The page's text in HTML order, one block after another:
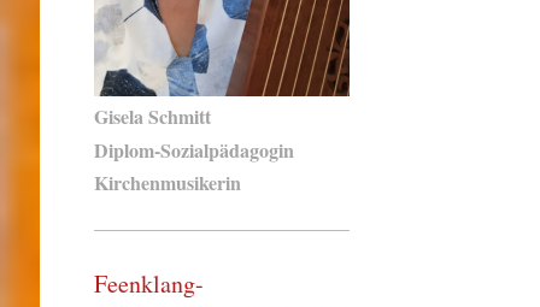
Gisela Schmitt
Diplom-Sozialpädagogin
Kirchenmusikerin
Feenklang-